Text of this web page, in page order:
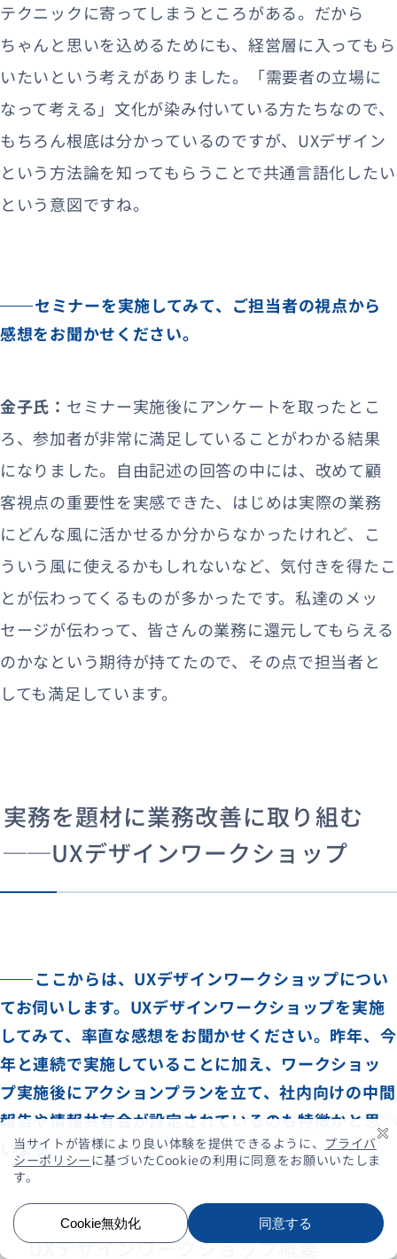
テクニックに寄ってしまうところがある。だから
ちゃんと思いを込めるためにも、経営層に入ってもら
いたいという考えがありました。「需要者の立場に
なって考える」文化が染み付いている方たちなので、
もちろん根底は分かっているのですが、UXデザイン
という方法論を知ってもらうことで共通言語化したい
という意図ですね。
セミナーを実施してみて、ご担当者の視点から
感想をお聞かせください。
金子氏： セミナー実施後にアンケートを取ったとこ
ろ、参加者が非常に満足していることがわかる結果
になりました。自由記述の回答の中には、改めて顧
客視点の重要性を実感できた、はじめは実際の業務
にどんな風に活かせるか分からなかったけれど、こ
ういう風に使えるかもしれないなど、気付きを得たこ
とが伝わってくるものが多かったです。私達のメッ
セージが伝わって、皆さんの業務に還元してもらえる
のかなという期待が持てたので、その点で担当者と
しても満足しています。
実務を題材に業務改善に取り組む
──UXデザインワークショップ
ここからは、UXデザインワークショップについ
てお伺いします。UXデザインワークショップを実施
してみて、率直な感想をお聞かせください。昨年、今
年と連続で実施していることに加え、ワークショッ
プ実施後にアクションプランを立て、社内向けの中間
報告や情報共有会が設定されているのも特徴かと思
います。
UXデザインワークショップ概要